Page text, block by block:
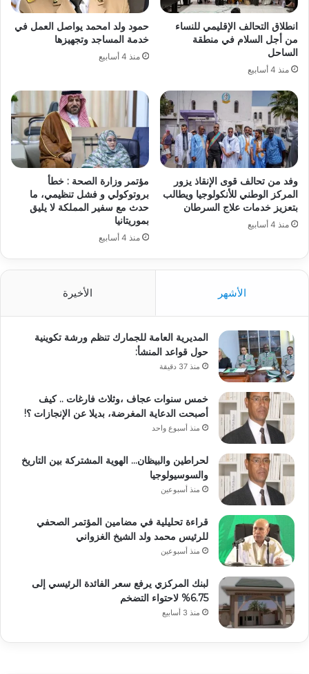
انطلاق التحالف الإقليمي للنساء
من أجل السلام في منطقة
الساحل
منذ 4 أسابيع
حمود ولد امحمد يواصل العمل في
خدمة المساجد وتجهيزها
منذ 4 أسابيع
وفد من تحالف قوى الإنقاذ يزور
المركز الوطني للأنكولوجيا ويطالب
بتعزيز خدمات علاج السرطان
منذ 4 أسابيع
مؤتمر وزارة الصحة : خطأ
بروتوكولي و فشل تنظيمي، ما
حدث مع سفير المملكة لا يليق
بموريتانيا
منذ 4 أسابيع
الأشهر الأخيرة
المديرية العامة للجمارك تنظم ورشة تكوينية
حول قواعد المنشأ:
منذ 37 دقيقة
خمس سنوات عجاف ،وثلاث فارغات .. كيف
أصبحت الدعاية المغرضة، بديلا عن الإنجازات ؟!
منذ أسبوع واحد
لحراطين والبيظان… الهوية المشتركة بين التاريخ
والسوسيولوجيا
منذ أسبوعين
قراءة تحليلية في مضامين المؤتمر الصحفي
للرئيس محمد ولد الشيخ الغزواني
منذ أسبوعين
لبنك المركزي يرفع سعر الفائدة الرئيسي إلى
6.75% لاحتواء التضخم
منذ 3 أسابيع